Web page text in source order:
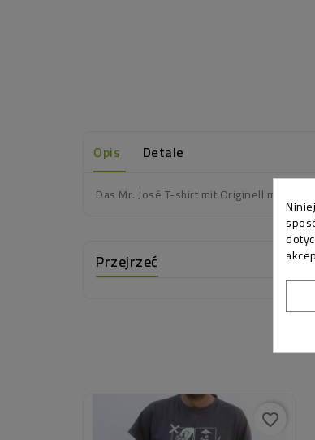
Opis Detale
Das Mr. José T-shirt mit Originell motiv
Przejrzeć
favorite_border